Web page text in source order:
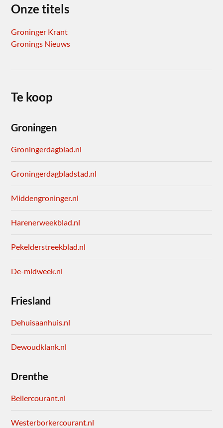
Onze titels
Groninger Krant
Gronings Nieuws
Te koop
Groningen
Groningerdagblad.nl
Groningerdagbladstad.nl
Middengroninger.nl
Harenerweekblad.nl
Pekelderstreekblad.nl
De-midweek.nl
Friesland
Dehuisaanhuis.nl
Dewoudklank.nl
Drenthe
Beilercourant.nl
Westerborkercourant.nl